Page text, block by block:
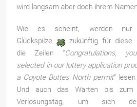
wird langsam aber doch ihrem
Wie es scheint, werden nur
Glückspilze
zukünftig für diese
die Zeilen “Congratulations,
selected in our lottery application
a Coyote Buttes North permit”
Und auch das Warten bis zum
Verlosungstag, um sich